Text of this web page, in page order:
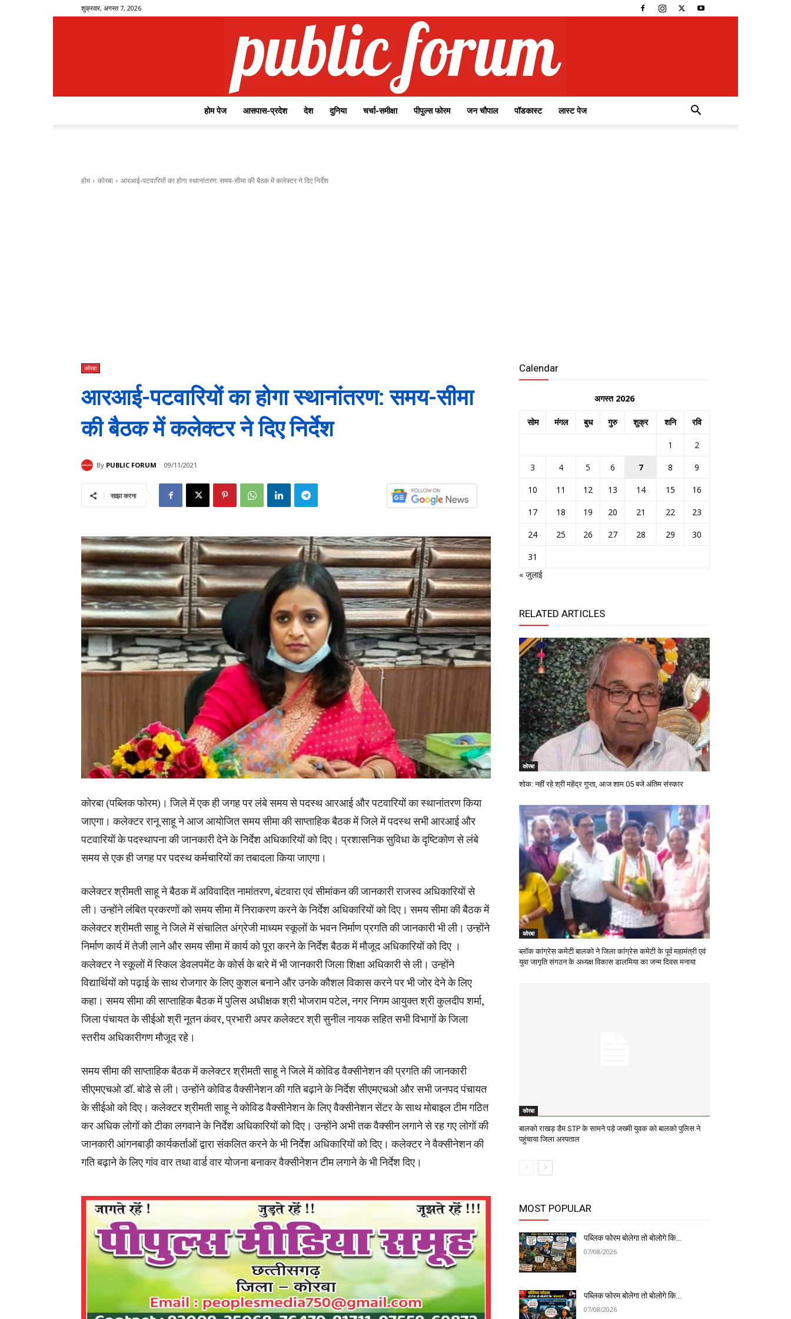
शुक्रवार, अगस्त 7, 2026
होम पेज आसपास-प्रदेश देश दुनिया चर्चा-समीक्षा पीपुल्स फोरम जन चौपाल पॉडकास्ट लास्ट पेज
होम कोरबा आरआई-पटवारियों का होगा स्थानांतरण: समय-सीमा की बैठक में कलेक्टर ने दिए निर्देश
कोरबा
आरआई-पटवारियों का होगा स्थानांतरण: समय-सीमा
की बैठक में कलेक्टर ने दिए निर्देश
By PUBLIC FORUM 09/11/2021
साझा करना
कोरबा (पब्लिक फोरम)। जिले में एक ही जगह पर लंबे समय से पदस्थ आरआई और पटवारियों का स्थानांतरण किया
जाएगा। कलेक्टर रानू साहू ने आज आयोजित समय सीमा की साप्ताहिक बैठक में जिले में पदस्थ सभी आरआई और
पटवारियों के पदस्थापना की जानकारी देने के निर्देश अधिकारियों को दिए। प्रशासनिक सुविधा के दृष्टिकोण से लंबे
समय से एक ही जगह पर पदस्थ कर्मचारियों का तबादला किया जाएगा।
कलेक्टर श्रीमती साहू ने बैठक में अविवादित नामांतरण, बंटवारा एवं सीमांकन की जानकारी राजस्व अधिकारियों से
ली। उन्होंने लंबित प्रकरणों को समय सीमा में निराकरण करने के निर्देश अधिकारियों को दिए। समय सीमा की बैठक में
कलेक्टर श्रीमती साहू ने जिले में संचालित अंग्रेजी माध्यम स्कूलों के भवन निर्माण प्रगति की जानकारी भी ली। उन्होंने
निर्माण कार्य में तेजी लाने और समय सीमा में कार्य को पूरा करने के निर्देश बैठक में मौजूद अधिकारियों को दिए ।
कलेक्टर ने स्कूलों में स्किल डेवलपमेंट के कोर्स के बारे में भी जानकारी जिला शिक्षा अधिकारी से ली। उन्होंने
विद्यार्थियों को पढ़ाई के साथ रोजगार के लिए कुशल बनाने और उनके कौशल विकास करने पर भी जोर देने के लिए
कहा। समय सीमा की साप्ताहिक बैठक में पुलिस अधीक्षक श्री भोजराम पटेल, नगर निगम आयुक्त श्री कुलदीप शर्मा,
जिला पंचायत के सीईओ श्री नूतन कंवर, प्रभारी अपर कलेक्टर श्री सुनील नायक सहित सभी विभागों के जिला
स्तरीय अधिकारीगण मौजूद रहे।
समय सीमा की साप्ताहिक बैठक में कलेक्टर श्रीमती साहू ने जिले में कोविड वैक्सीनेशन की प्रगति की जानकारी
सीएमएचओ डॉ. बोडे से ली। उन्होंने कोविड वैक्सीनेशन की गति बढ़ाने के निर्देश सीएमएचओ और सभी जनपद पंचायत
के सीईओ को दिए। कलेक्टर श्रीमती साहू ने कोविड वैक्सीनेशन के लिए वैक्सीनेशन सेंटर के साथ मोबाइल टीम गठित
कर अधिक लोगों को टीका लगवाने के निर्देश अधिकारियों को दिए। उन्होंने अभी तक वैक्सीन लगाने से रह गए लोगों की
जानकारी आंगनबाड़ी कार्यकर्ताओं द्वारा संकलित करने के भी निर्देश अधिकारियों को दिए। कलेक्टर ने वैक्सीनेशन की
गति बढ़ाने के लिए गांव वार तथा वार्ड वार योजना बनाकर वैक्सीनेशन टीम लगाने के भी निर्देश दिए।
Calendar
अगस्त 2026
सोम मंगल बुध गुरु शुक्र शनि रवि
1
2
3
4 5 6 7 8
9
10
11 12 13 14 15
16
17
18 19 20 21 22
23
24
25 26 27 28 29
30
31
« जुलाई
RELATED ARTICLES
कोरबा
शोक: नहीं रहे श्री महेंद्र गुप्ता, आज शाम 05 बजे अंतिम संस्कार
कोरबा
ब्लॉक कांग्रेस कमेटी बालको ने जिला कांग्रेस कमेटी के पूर्व महामंत्री एवं
युवा जागृति संगठन के अध्यक्ष विकास डालमिया का जन्म दिवस मनाया
कोरबा
बालको राखड़ डैम STP के सामने पड़े जख्मी युवक को बालको पुलिस ने
पहुंचाया जिला अस्पताल
MOST POPULAR
पब्लिक फोरम बोलेगा तो बोलोगे कि…
07/08/2026
पब्लिक फोरम बोलेगा तो बोलोगे कि…
07/08/2026